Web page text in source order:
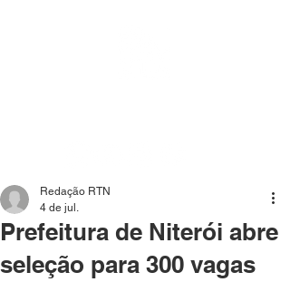
Prefeitura de Niterói abre
seleção para 300 vagas
Redação RTN
4 de jul.